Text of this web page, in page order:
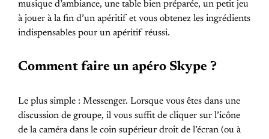
musique d’ambiance, une table bien préparée, un petit jeu
à jouer à la fin d’un apéritif et vous obtenez les ingrédients
indispensables pour un apéritif réussi.
Comment faire un apéro Skype ?
Le plus simple : Messenger. Lorsque vous êtes dans une
discussion de groupe, il vous suffit de cliquer sur l’icône
de la caméra dans le coin supérieur droit de l’écran (ou à